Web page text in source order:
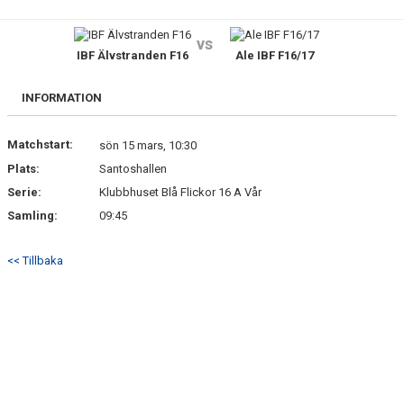
NYHETSARKIV
MEDLEMSKAP
IBF Älvstranden F16
vs
Ale IBF F16/17
INFORMATION
Matchstart:
sön 15 mars, 10:30
Plats:
Santoshallen
Serie:
Klubbhuset Blå Flickor 16 A Vår
Samling:
09:45
<< Tillbaka